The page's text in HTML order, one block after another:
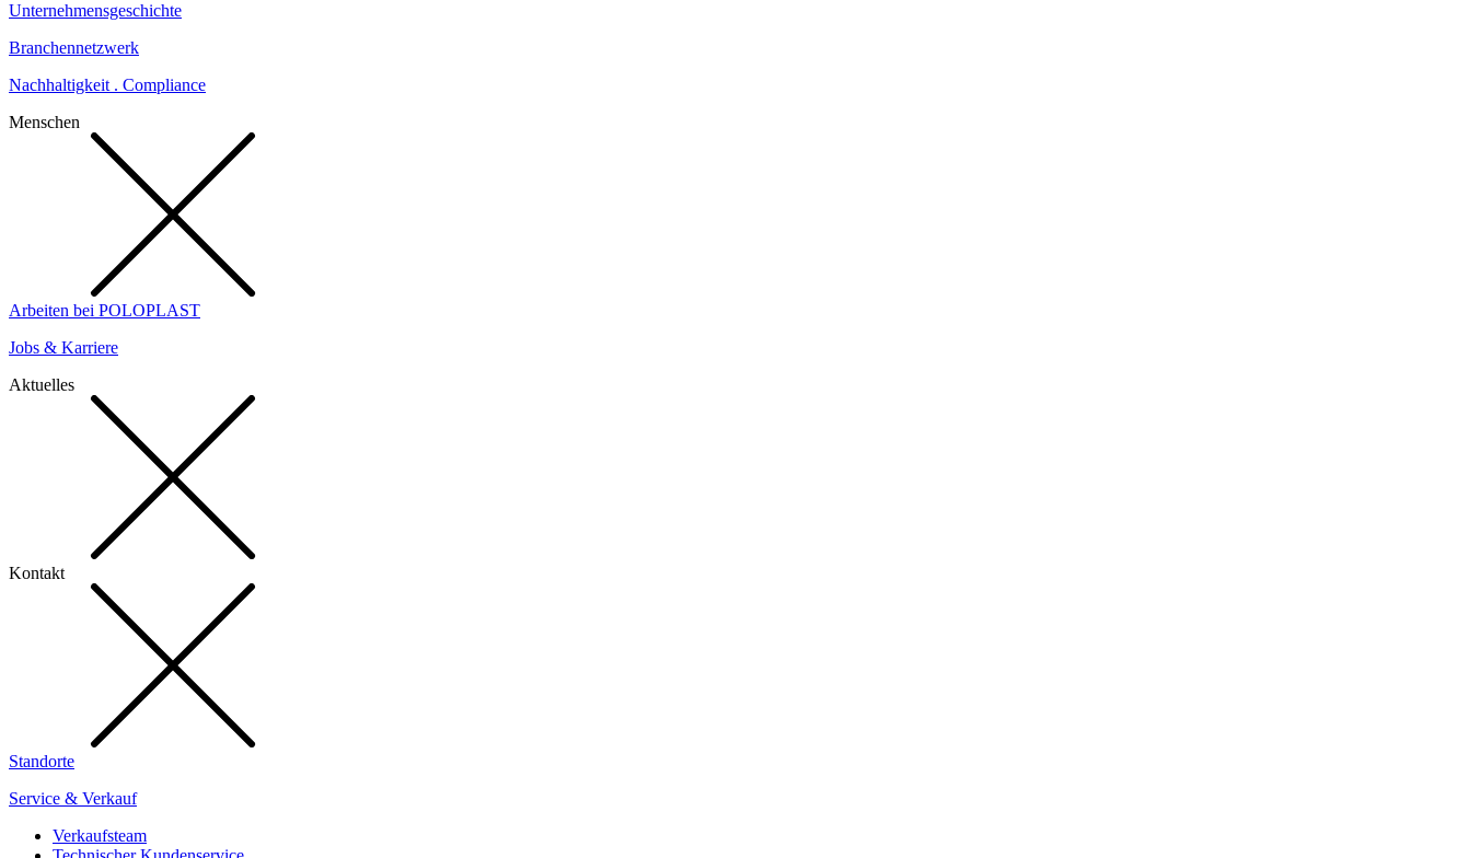
Unternehmensgeschichte
Branchennetzwerk
Nachhaltigkeit . Compliance
Menschen
Arbeiten bei POLOPLAST
Jobs & Karriere
Aktuelles
Kontakt
Standorte
Service & Verkauf
Verkaufsteam